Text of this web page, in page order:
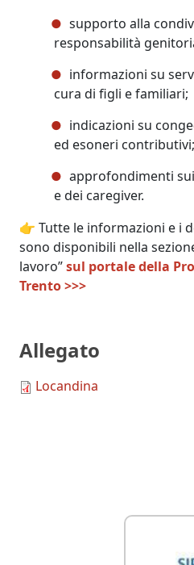
supporto alla
responsabilità
informazioni su
cura di figli e familiari;
indicazioni su
ed esoneri contributivi;
approfondimenti
e dei caregiver.
👉 Tutte le informazioni e i
sono disponibili nella
lavoro”sul portale della
Trento >>>
Allegato
Locandina